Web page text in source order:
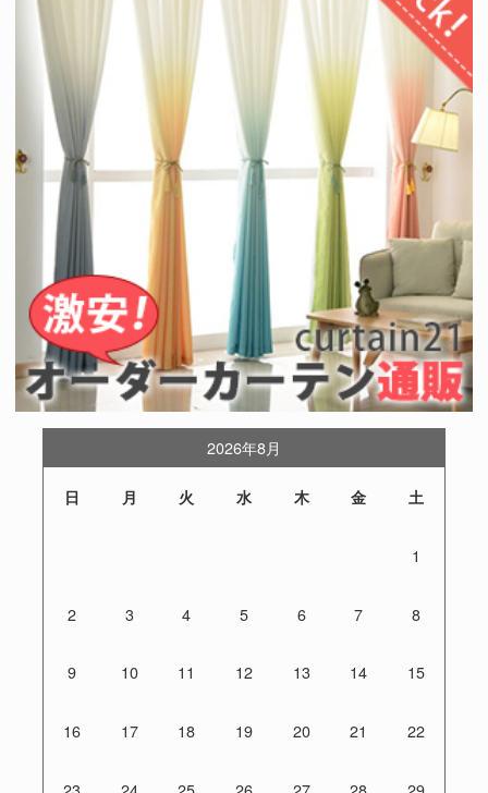
2026年8月
日 月 火 水 木 金 土
1
2 3 4 5 6 7 8
9 10 11 12 13 14 15
16 17 18 19 20 21 22